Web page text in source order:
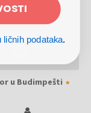
u Budimpešti
ličnih podataka.